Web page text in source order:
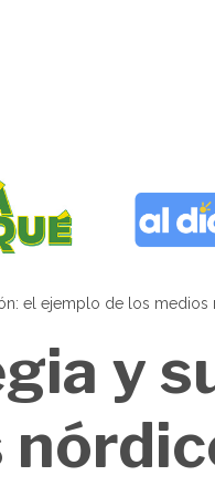
el ejemplo de los medios
y